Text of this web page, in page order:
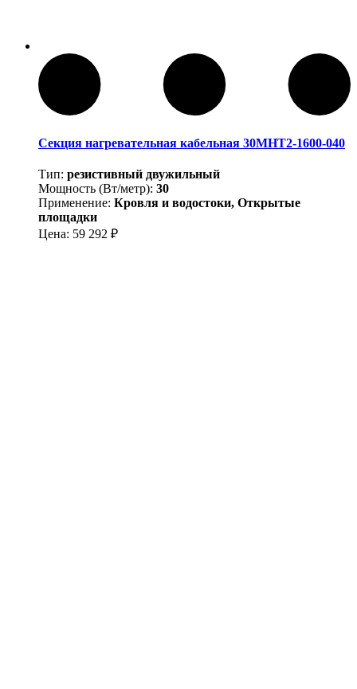
Секция нагревательная кабельная 30МНТ2-1600-040
Тип: резистивный двужильный
Мощность (Вт/метр): 30
Применение: Кровля и водостоки, Открытые
площадки
Цена: 59 292 ₽